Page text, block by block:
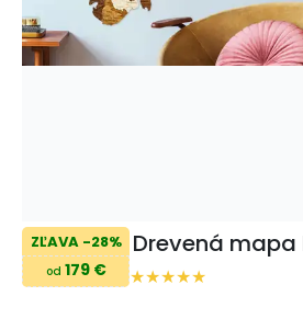
ZĽAVA -28%
od 179 €
Drevená mapa